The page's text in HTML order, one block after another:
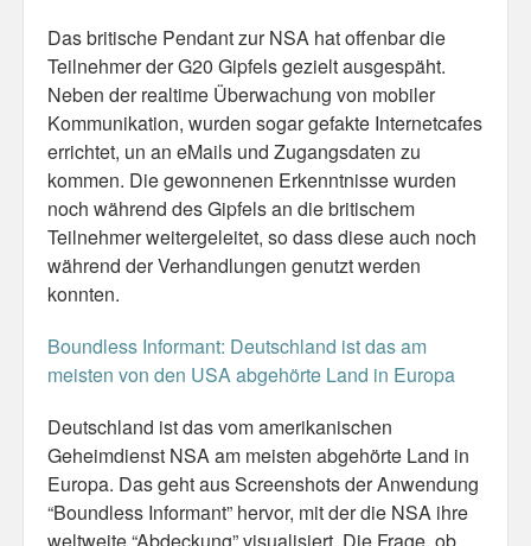
Smarty-Pants
Vorsprung durch Technik
Wild Stuff
Psychos
Personal
Travel
Sideblog
Das britische Pendant zur NSA hat offenbar die
Teilnehmer der G20 Gipfels gezielt ausgespäht.
Neben der realtime Überwachung von mobiler
Kommunikation, wurden sogar gefakte Internetcafes
errichtet, un an eMails und Zugangsdaten zu
kommen. Die gewonnenen Erkenntnisse wurden
noch während des Gipfels an die britischem
Teilnehmer weitergeleitet, so dass diese auch noch
während der Verhandlungen genutzt werden
konnten.
Boundless Informant: Deutschland ist das am
meisten von den USA abgehörte Land in Europa
Deutschland ist das vom amerikanischen
Geheimdienst NSA am meisten abgehörte Land in
Europa. Das geht aus Screenshots der Anwendung
“Boundless Informant” hervor, mit der die NSA ihre